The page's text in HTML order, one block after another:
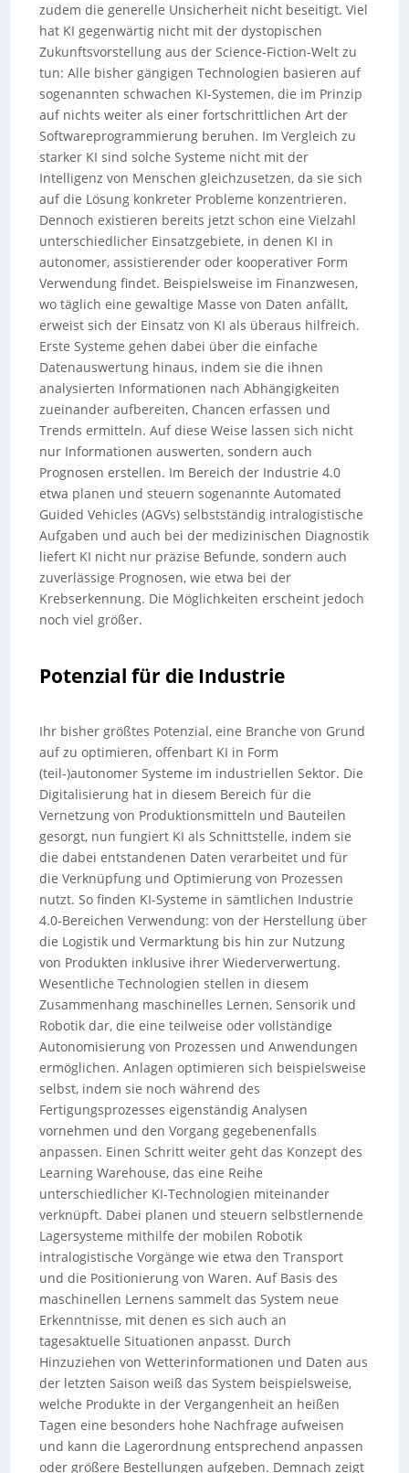
zudem die generelle Unsicherheit nicht beseitigt. Viel
hat KI gegenwärtig nicht mit der dystopischen
Zukunftsvorstellung aus der Science-Fiction-Welt zu
tun: Alle bisher gängigen Technologien basieren auf
sogenannten schwachen KI-Systemen, die im Prinzip
auf nichts weiter als einer fortschrittlichen Art der
Softwareprogrammierung beruhen. Im Vergleich zu
starker KI sind solche Systeme nicht mit der
Intelligenz von Menschen gleichzusetzen, da sie sich
auf die Lösung konkreter Probleme konzentrieren.
Dennoch existieren bereits jetzt schon eine Vielzahl
unterschiedlicher Einsatzgebiete, in denen KI in
autonomer, assistierender oder kooperativer Form
Verwendung findet. Beispielsweise im Finanzwesen,
wo täglich eine gewaltige Masse von Daten anfällt,
erweist sich der Einsatz von KI als überaus hilfreich.
Erste Systeme gehen dabei über die einfache
Datenauswertung hinaus, indem sie die ihnen
analysierten Informationen nach Abhängigkeiten
zueinander aufbereiten, Chancen erfassen und
Trends ermitteln. Auf diese Weise lassen sich nicht
nur Informationen auswerten, sondern auch
Prognosen erstellen. Im Bereich der Industrie 4.0
etwa planen und steuern sogenannte Automated
Guided Vehicles (AGVs) selbstständig intralogistische
Aufgaben und auch bei der medizinischen Diagnostik
liefert KI nicht nur präzise Befunde, sondern auch
zuverlässige Prognosen, wie etwa bei der
Krebserkennung. Die Möglichkeiten erscheint jedoch
noch viel größer.
Potenzial für die Industrie
Ihr bisher größtes Potenzial, eine Branche von Grund
auf zu optimieren, offenbart KI in Form
(teil-)autonomer Systeme im industriellen Sektor. Die
Digitalisierung hat in diesem Bereich für die
Vernetzung von Produktionsmitteln und Bauteilen
gesorgt, nun fungiert KI als Schnittstelle, indem sie
die dabei entstandenen Daten verarbeitet und für
die Verknüpfung und Optimierung von Prozessen
nutzt. So finden KI-Systeme in sämtlichen Industrie
4.0-Bereichen Verwendung: von der Herstellung über
die Logistik und Vermarktung bis hin zur Nutzung
von Produkten inklusive ihrer Wiederverwertung.
Wesentliche Technologien stellen in diesem
Zusammenhang maschinelles Lernen, Sensorik und
Robotik dar, die eine teilweise oder vollständige
Autonomisierung von Prozessen und Anwendungen
ermöglichen. Anlagen optimieren sich beispielsweise
selbst, indem sie noch während des
Fertigungsprozesses eigenständig Analysen
vornehmen und den Vorgang gegebenenfalls
anpassen. Einen Schritt weiter geht das Konzept des
Learning Warehouse, das eine Reihe
unterschiedlicher KI-Technologien miteinander
verknüpft. Dabei planen und steuern selbstlernende
Lagersysteme mithilfe der mobilen Robotik
intralogistische Vorgänge wie etwa den Transport
und die Positionierung von Waren. Auf Basis des
maschinellen Lernens sammelt das System neue
Erkenntnisse, mit denen es sich auch an
tagesaktuelle Situationen anpasst. Durch
Hinzuziehen von Wetterinformationen und Daten aus
der letzten Saison weiß das System beispielsweise,
welche Produkte in der Vergangenheit an heißen
Tagen eine besonders hohe Nachfrage aufweisen
und kann die Lagerordnung entsprechend anpassen
oder größere Bestellungen aufgeben. Demnach zeigt